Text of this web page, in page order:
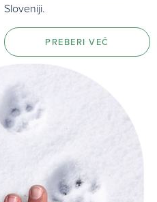
Sloveniji.
PREBERI VEČ